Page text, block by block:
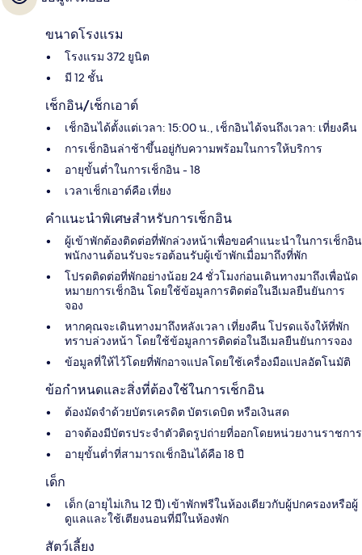
ขนาดโรงแรม
โรงแรม 372 ยูนิต
มี 12 ชั้น
เช็กอิน/เช็กเอาต์
เช็กอินได้ตั้งแต่เวลา: 15:00 น., เช็กอินได้จนถึงเวลา: เที่ยงคืน
การเช็กอินล่าช้าขึ้นอยู่กับความพร้อมในการให้บริการ
อายุขั้นต่ำในการเช็กอิน - 18
เวลาเช็กเอาต์คือ เที่ยง
คำแนะนำพิเศษสำหรับการเช็กอิน
ผู้เข้าพักต้องติดต่อที่พักล่วงหน้าเพื่อขอคำแนะนำในการเช็กอิน
พนักงานต้อนรับจะรอต้อนรับผู้เข้าพักเมื่อมาถึงที่พัก
โปรดติดต่อที่พักอย่างน้อย 24 ชั่วโมงก่อนเดินทางมาถึงเพื่อนัด
หมายการเช็กอิน โดยใช้ข้อมูลการติดต่อในอีเมลยืนยันการ
จอง
หากคุณจะเดินทางมาถึงหลังเวลา เที่ยงคืน โปรดแจ้งให้ที่พัก
ทราบล่วงหน้า โดยใช้ข้อมูลการติดต่อในอีเมลยืนยันการจอง
ข้อมูลที่ให้ไว้โดยที่พักอาจแปลโดยใช้เครื่องมือแปลอัตโนมัติ
ข้อกำหนดและสิ่งที่ต้องใช้ในการเช็กอิน
ต้องมัดจำด้วยบัตรเครดิต บัตรเดบิต หรือเงินสด
อาจต้องมีบัตรประจำตัวติดรูปถ่ายที่ออกโดยหน่วยงานราชการ
อายุขั้นต่ำที่สามารถเช็กอินได้คือ 18 ปี
เด็ก
เด็ก (อายุไม่เกิน 12 ปี) เข้าพักฟรีในห้องเดียวกับผู้ปกครองหรือผู้
ดูแลและใช้เตียงนอนที่มีในห้องพัก
สัตว์เลี้ยง